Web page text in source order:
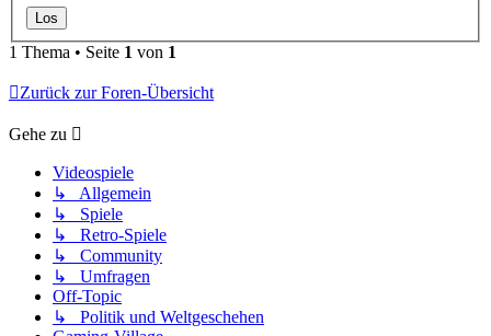
1 Thema • Seite 1 von 1
Zurück zur Foren-Übersicht
Gehe zu
Videospiele
↳ Allgemein
↳ Spiele
↳ Retro-Spiele
↳ Community
↳ Umfragen
Off-Topic
↳ Politik und Weltgeschehen